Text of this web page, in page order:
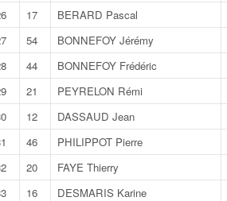
17 BERARD Pascal
54 BONNEFOY Jérémy
44 BONNEFOY Frédéric
21 PEYRELON Rémi
12 DASSAUD Jean
46 PHILIPPOT Pierre
20 FAYE Thierry
16 DESMARIS Karine